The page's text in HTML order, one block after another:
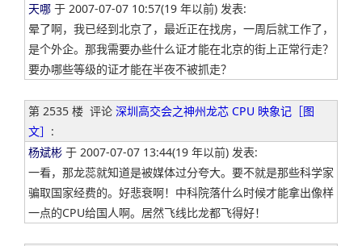
天哪 于 2007-07-07 10:57(19 年以前) 发表:
晕了啊，我已经到北京了，最近正在找房，一周后就工作了，
是个外企。那我需要办些什么证才能在北京的街上正常行走？
要办哪些等级的证才能在半夜不被抓走？
第 2535 楼 评论 深圳高交会之神州龙芯 CPU 映象记［图
文］ :
杨斌彬 于 2007-07-07 13:44(19 年以前) 发表:
一看，那龙蕊就知道是被媒体过分夸大。要不就是那些科学家
骗取国家经费的。好悲衰啊！中科院落什么时候才能拿出像样
一点的CPU给国人啊。居然飞线比龙都飞得好！